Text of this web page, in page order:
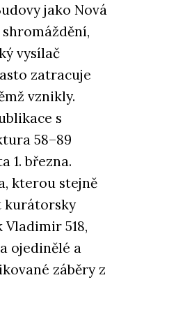
jako Nová
vysílač
zatracuje
vznikly.
s
58–89
1. března.
kterou stejně
kurátorsky
518,
ojedinělé a
záběry z